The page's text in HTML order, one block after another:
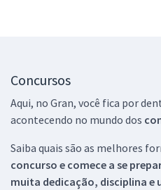
Concursos
Aqui, no Gran, você fica por
acontecendo no mundo dos
Saiba quais são as melhores
concurso e comece a se
muita dedicação, disciplina e